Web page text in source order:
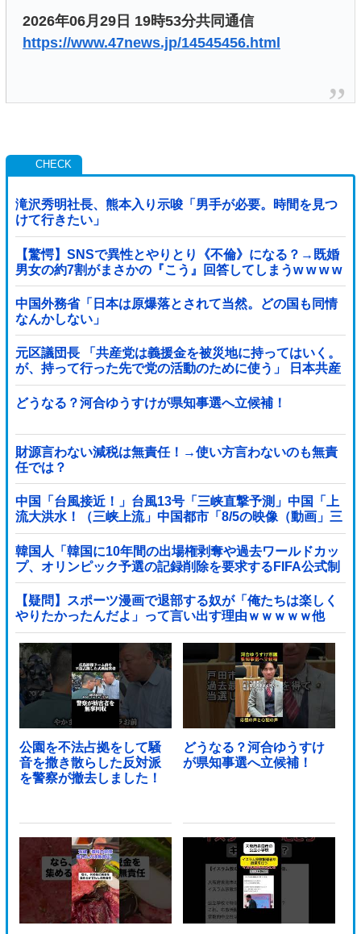
2026年06月29日 19時53分共同通信
https://www.47news.jp/14545456.html
滝沢秀明社長、熊本入り示唆「男手が必要。時間を見つ
けて行きたい」
【驚愕】SNSで異性とやりとり《不倫》になる？→既婚
男女の約7割がまさかの『こう』回答してしまうw w w w
w w w w
中国外務省「日本は原爆落とされて当然。どの国も同情
なんかしない」
元区議団長 「共産党は義援金を被災地に持ってはいく。
が、持って行った先で党の活動のために使う」 日本共産
党「事実ではありません」
どうなる？河合ゆうすけが県知事選へ立候補！
財源言わない減税は無責任！→使い方言わないのも無責
任では？
中国「台風接近！」台風13号「三峡直撃予測」中国「上
流大洪水！（三峡上流」中国都市「8/5の映像（動画」三
峡ダム「緊急放流（決壊危機」中国「下流大水害（震え
声」→
韓国人「韓国に10年間の出場権剥奪や過去ワールドカッ
プ、オリンピック予選の記録削除を要求するFIFA公式制
裁を海外メディアが報道！」
【疑問】スポーツ漫画で退部する奴が「俺たちは楽しく
やりたかったんだよ」って言い出す理由ｗｗｗｗｗ他
公園を不法占拠をして騒
音を撒き散らした反対派
を警察が撤去しました！
どうなる？河合ゆうすけ
が県知事選へ立候補！